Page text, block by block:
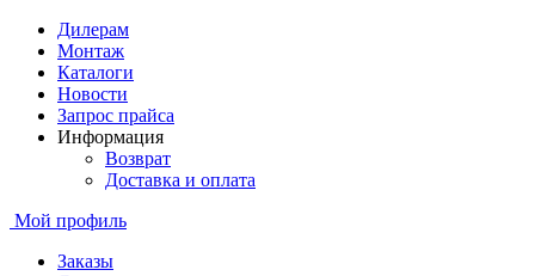
Дилерам
Монтаж
Каталоги
Новости
Запрос прайса
Информация
Возврат
Доставка и оплата
Мой профиль
Заказы